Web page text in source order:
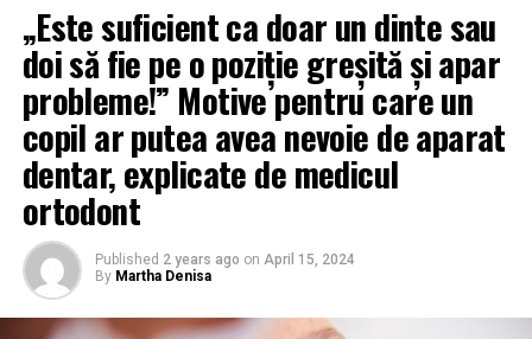
„Este suficient ca doar un dinte sau
doi să fie pe o poziție greșită și apar
probleme!” Motive pentru care un
copil ar putea avea nevoie de aparat
dentar, explicate de medicul
ortodont
Published 2 years ago on April 15, 2024
By Martha Denisa